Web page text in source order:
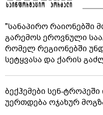
"სანაპირო რაიონებში
გარემოს ეროვნული
რომელ რეგიონებში
სეტყვასა და ქარის
ბექჰემები სენ-
უერთდება ოჯახურ